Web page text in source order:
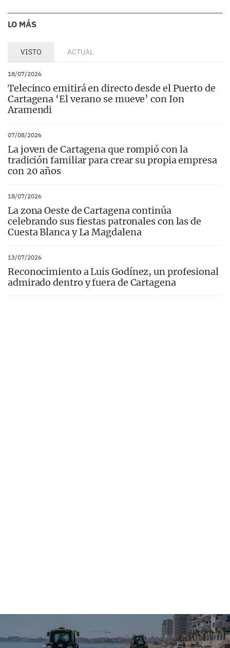
LO MÁS
VISTO ACTUAL
18/07/2026
Telecinco emitirá en directo desde el Puerto de
Cartagena ‘El verano se mueve’ con Ion
Aramendi
07/08/2026
La joven de Cartagena que rompió con la
tradición familiar para crear su propia empresa
con 20 años
18/07/2026
La zona Oeste de Cartagena continúa
celebrando sus fiestas patronales con las de
Cuesta Blanca y La Magdalena
13/07/2026
Reconocimiento a Luis Godínez, un profesional
admirado dentro y fuera de Cartagena